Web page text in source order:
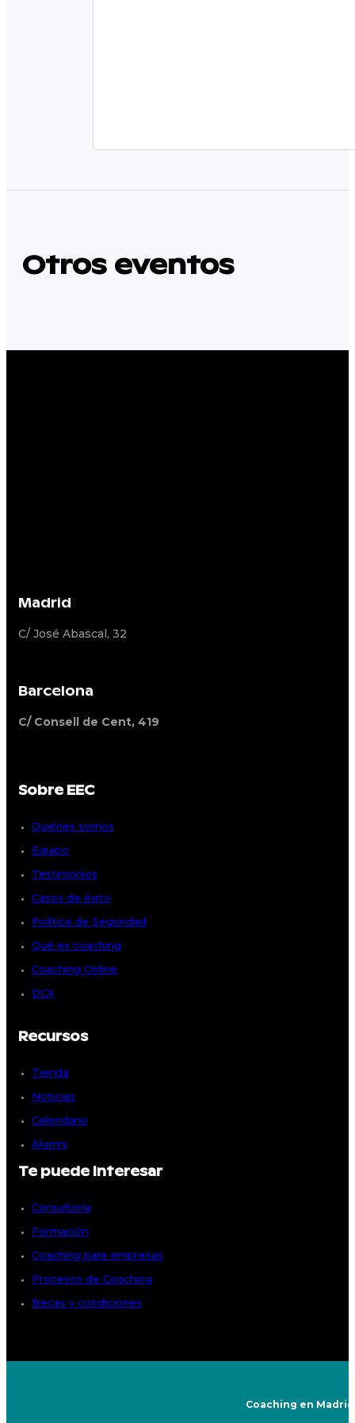
Otros eventos
Madrid
C/ José Abascal, 32
Barcelona
C/ Consell de Cent, 419
Sobre EEC
Quiénes somos
Equipo
Testimonios
Casos de éxito
Política de Seguridad
Qué es coaching
Coaching Online
DCX
Recursos
Tienda
Noticias
Calendario
Alumni
Te puede interesar
Consultoría
Formación
Coaching para empresas
Procesos de Coaching
Becas y condiciones
Coaching en Madrid